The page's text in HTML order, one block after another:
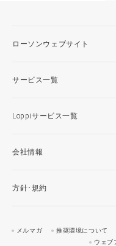
ローソンウェブサイト
サービス一覧
Loppiサービス一覧
会社情報
方針･規約
メルマガ 推奨環境について
ウェブ